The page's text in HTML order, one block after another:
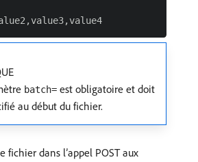
batch= est obligatoire et doit
au début du fichier.
fichier dans l’appel POST aux